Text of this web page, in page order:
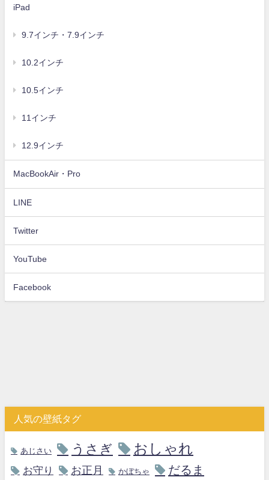
iPad
9.7インチ・7.9インチ
10.2インチ
10.5インチ
11インチ
12.9インチ
MacBookAir・Pro
LINE
Twitter
YouTube
Facebook
人気の壁紙タグ
あじさい うさぎ おしゃれ
お守り お正月 かぼちゃ だるま